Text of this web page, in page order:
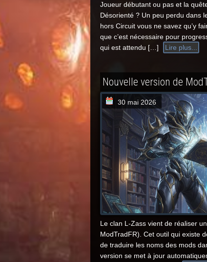
Joueur débutant ou pas et la
Désorienté ? Un peu perdu dans
hors Circuit vous ne savez qu’y
que c’est nécessaire pour
qui est attendu […]
Lire plus...
Nouvelle version de
30 mai 2026
Le clan L-Zass vient de réaliser
ModTradFR). Cet outil qui existe
de traduire les noms des mods
version se met à jour